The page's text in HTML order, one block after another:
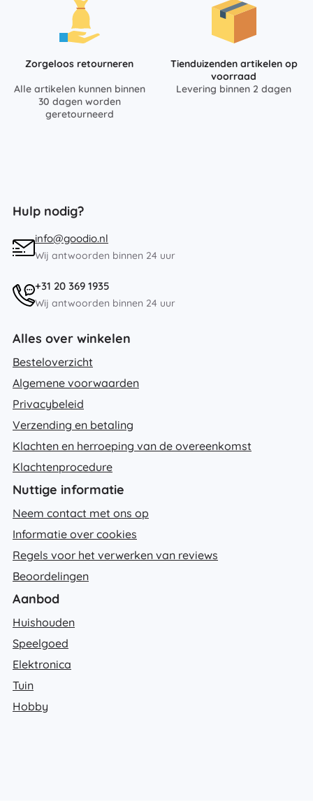
Zorgeloos retourneren
Alle artikelen kunnen binnen
30 dagen worden
geretourneerd
Tienduizenden artikelen op
voorraad
Levering binnen 2 dagen
Hulp nodig?
info@goodio.nl
Wij antwoorden binnen 24 uur
+31 20 369 1935
Wij antwoorden binnen 24 uur
Alles over winkelen
Besteloverzicht
Algemene voorwaarden
Privacybeleid
Verzending en betaling
Klachten en herroeping van de overeenkomst
Klachtenprocedure
Nuttige informatie
Neem contact met ons op
Informatie over cookies
Regels voor het verwerken van reviews
Beoordelingen
Aanbod
Huishouden
Speelgoed
Elektronica
Tuin
Hobby